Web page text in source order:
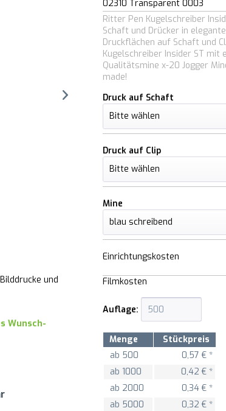
und
Wunsch-
02310 Transparent 0003
Ritter Pen Kugelschreiber
Schaft und Drücker in
Druckflächen auf Schaft und
Kugelschreiber Insider ST mit
Qualitätsmine x-20 Jogger
made!
Druck auf Schaft
Druck auf Clip
Mine
Einrichtungskosten
Filmkosten
Auflage:
Menge
Stückpreis
ab 500
0,57 € *
ab1000
0,42 € *
ab 2000
0,34 € *
ab 5000 0,32 € *